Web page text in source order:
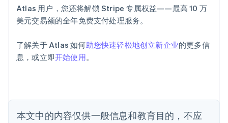
Atlas 用户，您还将解锁 Stripe 专属权益——最高 10 万
美元交易额的全年免费支付处理服务。
了解关于 Atlas 如何助您快速轻松地创立新企业的更多信
息，或立即开始使用。
本文中的内容仅供一般信息和教育目的，不应
澳大利亚
English
PortuguêsEnglish
保加利亚
English
丹麦